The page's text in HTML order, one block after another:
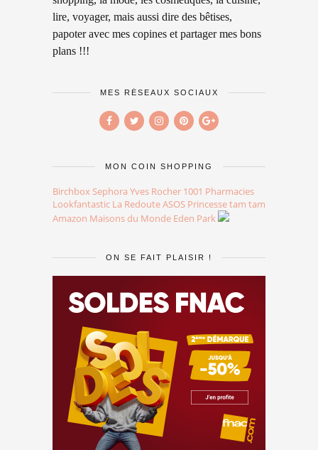
lire, voyager, mais aussi dire des bêtises,
papoter avec mes copines et partager mes bons
plans !!!
MES RÉSEAUX SOCIAUX
MON COIN SHOPPING
Birchbox Sephora Yves Rocher 1001 Pharmacies
Lookfantastic La RedouteASOS Princesse tam tam
Amazon Maisons du Monde Eden Park
ON SE FAIT PLAISIR !